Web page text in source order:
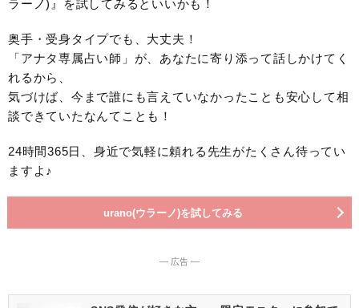
ラーノ)』を試してみるといいかも！
奥手・受身タイプでも、大丈夫！
「アナタ専属占い師」が、あなたに寄り添って話しかけてく
れるから、
気づけば、今まで誰にも言えていなかったことも安心して相
談できていたなんてことも！
24時間365日、身近で気軽に頼れる先生がたくさん待ってい
ますよ♪
urano(ウラーノ)を試してみる
― 広告 ―